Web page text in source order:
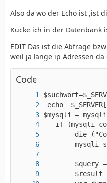
Also da wo der Echo ist ,ist
Kucke ich in der Datenbank
EDIT Das ist die Abfrage
weil ja lange ip Adressen
Code